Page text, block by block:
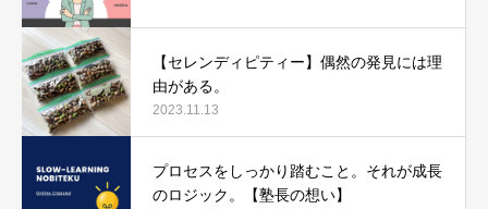
【セレンディピティー】偶然の発見には理
由がある。
2023.11.13
プロセスをしっかり踏むこと。それが成長
のロジック。【塾長の想い】